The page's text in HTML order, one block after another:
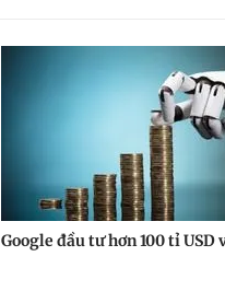
Google đầu tư hơn 100 tỉ USD